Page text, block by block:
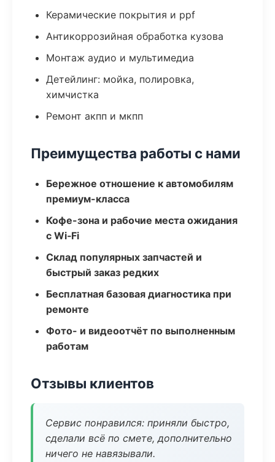
Керамические покрытия и ppf
Антикоррозийная обработка кузова
Монтаж аудио и мультимедиа
Детейлинг: мойка, полировка,
химчистка
Ремонт акпп и мкпп
Преимущества работы с нами
Бережное отношение к автомобилям
премиум-класса
Кофе-зона и рабочие места ожидания
с Wi‑Fi
Склад популярных запчастей и
быстрый заказ редких
Бесплатная базовая диагностика при
ремонте
Фото- и видеоотчёт по выполненным
работам
Отзывы клиентов
Сервис понравился: приняли быстро,
сделали всё по смете, дополнительно
ничего не навязывали.